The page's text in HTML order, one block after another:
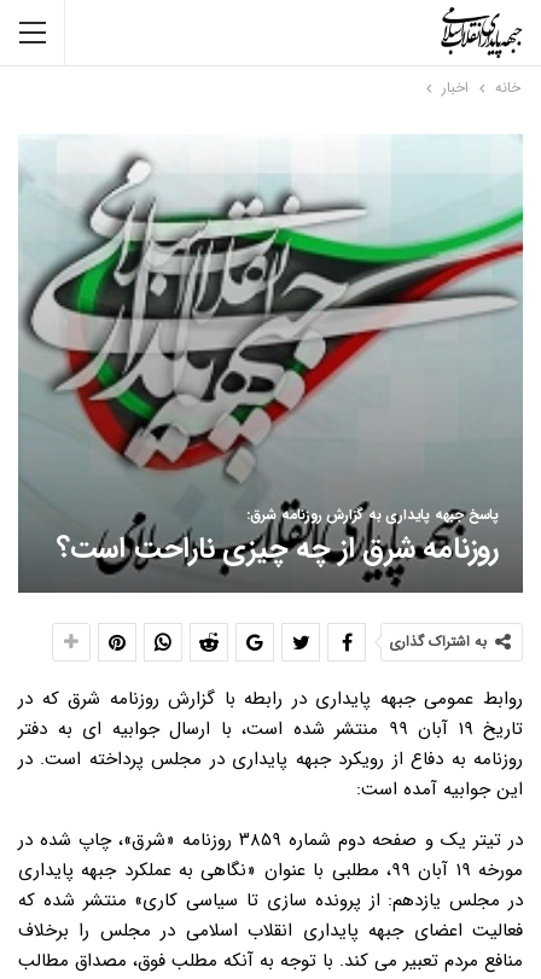
خانه اخبار
پاسخ جبهه پایداری به گزارش روزنامه شرق:
روزنامه شرق از چه چیزی ناراحت است؟
به اشتراک گذاری
روابط عمومی جبهه پایداری در رابطه با گزارش روزنامه شرق که در
تاریخ ۱۹ آبان ۹۹ منتشر شده است، با ارسال جوابیه ای به دفتر
روزنامه به دفاع از رویکرد جبهه پایداری در مجلس پرداخته است. در
این جوابیه آمده است:
در تیتر یک و صفحه دوم شماره ۳۸۵۹ روزنامه «شرق»، چاپ شده در
مورخه ۱۹ آبان ۹۹، مطلبی با عنوان «نگاهی به عملکرد جبهه پایداری
در مجلس یازدهم: از پرونده سازی تا سیاسی کاری» منتشر شده که
فعالیت اعضای جبهه پایداری انقلاب اسلامی در مجلس را برخلاف
منافع مردم تعبیر می کند. با توجه به آنکه مطلب فوق، مصداق مطالب